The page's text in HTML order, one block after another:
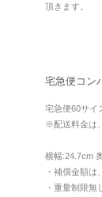
頂きます。
宅急便コン
宅急便60サイ
※配送料金は
横幅:24.7cm
・補償金額は
・重量制限無